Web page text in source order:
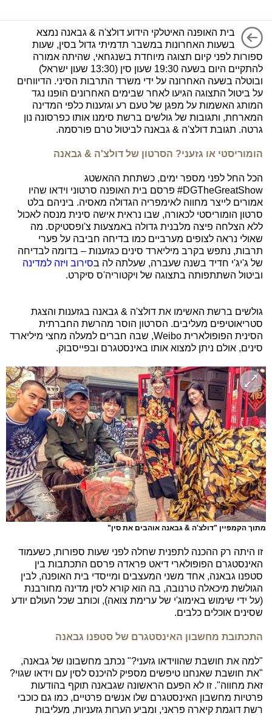
בית האופנה האיטלקי הידוע דולצ'ה & גבאנה נמצא
בשעות האחרונות במשבר תדמיתי גדול בסין, שעות
ספורות לפני קיום תצוגה מיוחדת בשנגחאי, שהיתה אמורה
להתקיים היום בשעה 19:30 שעון סין (13:30 שעון ישראל)
ובוטלה בשעה האחרונה על ידי משרד התרבות הסיני. הדיווחים
על ביטול התצוגה הגיעו לאחר שבימים האחרונים הופנו נגד
המותג האשמות על מפגן של טעם רע וגזענות כלפי המדינה
המארחת, ותגובות של גולשים ברשת סימנו אותו כפרסונה נון
גרטה. תגובת דולצ'ה & גבאנה לביטול טרם פורסמה.
הומוריסטי או גזעני? הסרטון של דולצ'ה & גבאנה
הכל החל לפני מספר ימים, כשתחת ההאשטג
DGTheGreatShow# פרסם בית האופנה סרטוני וידאו שהיו
אמורים לייצר מחווה לאימפריה הגדולה מאסיה. ביניהם בלט
סרטון הומוריסטי לכאורה, שבו נראית אישה סינית מנסה לאכול
ללא הצלחה פיצה מלבנית גדולה באמצעות צ'ופסטיקס. מה
שאולי נראה לצופים מערביים כמו בדיחה חביבה על פערי
תרבות, נתפש בקרב מיליארד סינים כגזענות – בדומה לבדיחה
של ג'יג'י חדיד בשנה שעברה, שעלתה לה בסירוב ויזה למדינה
וביטול השתתפותה בתצוגה של ויקטוריה'ס סיקרט.
גולשים ברשת האשימו את דולצ'ה & גבאנה בגזענות והצגת
סטריאוטיפים מעליבים. הסרטון הוסר מהרשת החברתית
הסינית הפופולארית Weibo, שבה חברים למעלה מחצי מיליארד
סינים, אולם ניתן למצוא אותו באינסטגרם ובפייסבוק.
מתוך הקמפיין "דולצ'ה & גבאנה אוהבים את סין"
זו היתה רק ההכנה לתפנית שחלה לפני שעות ספורות, כשעמוד
האינסטגרם הפופולארי דיאט פראדה פרסם התכתבות בין
סטפנו גבאנה, אחד משני המעצבים ומייסדי בית האופנה, לבין
הגולשת מיכאלה טרנובה, בה הוא קורא לסין מדינה מחורבנת
(על ידי שימוש באימוג'י של ערימת צואה), וכותב שכל העולם יודע
שסינים אוכלים כלבים.
התכתובת מחשבון האינסטגרם של סטפנו גבאנה
"למה את חושבת שהווידאו גזעני?" נכתב מחשבונו של גבאנה,
"את חושבת שאנחנו טיפשים מספיק להיכנס לסין עם וידאו שגוי?
זאת מחווה". זו לא הפעם הראשונה שגבאנה תוקף בהודעות
פרטיות מחשבון האינסטגרם שלו אנשים פרטיים, כמו גם כוכבי
רשת דוגמת קיארה פראני, ומביע הערות גזעניות, מעליבות